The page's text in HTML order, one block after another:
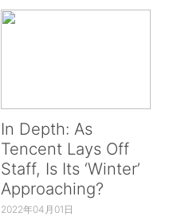
In Depth: As
Tencent Lays Off
Staff, Is Its ‘Winter’
Approaching?
2022年04月01日